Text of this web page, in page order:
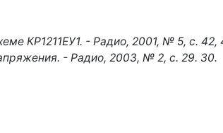
КР1211ЕУ1. - Радио, 2001, № 5, с. 42,
- Радио, 2003, № 2, с. 29. 30.